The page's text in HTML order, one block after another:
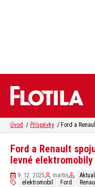
Úvod Příspěvky
Ford a Renault
levné
9. 12. 2025 martin
elektromobil
Ford